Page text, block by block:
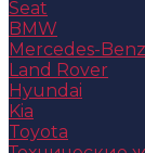
Seat
BMW
Mercedes-Benz
Land Rover
Hyundai
Kia
Toyota